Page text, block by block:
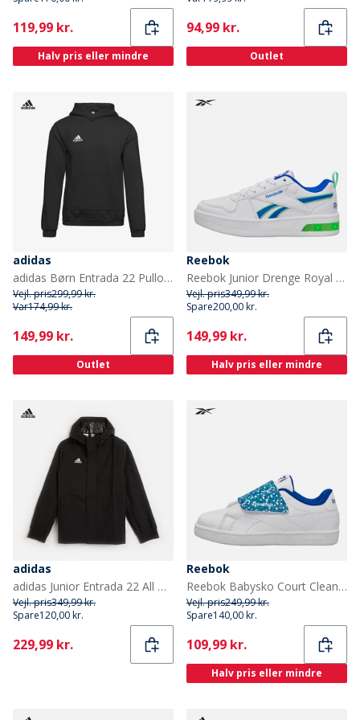
Current
119,99 kr.
Halv pris eller mindre
Current
94,99 kr.
Outlet
adidas
adidas Børn Entrada 22 Pullover Hættetrøje Sort
Vejl. pris299,99 kr.
Var174,99 kr.
Current
149,99 kr.
Outlet
Reebok
Reebok Junior Drenge Royal Prime Step N Flash Træningssko Hvid/Optimum Blue/Solar Lime
Vejl. pris349,99 kr.
Spare200,00 kr.
Current
149,99 kr.
Halv pris eller mindre
adidas
adidas Junior Entrada 22 All Weather Jakke Sort
Vejl. pris349,99 kr.
Spare120,00 kr.
Current
229,99 kr.
Reebok
Reebok Babysko Court Clean Velcro Træningssko Hvid/Vector Blue/Vector Blue
Vejl. pris249,99 kr.
Spare140,00 kr.
Current
109,99 kr.
Halv pris eller mindre